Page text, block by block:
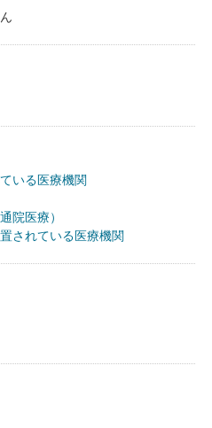
いる医療機関
院医療）
されている医療機関